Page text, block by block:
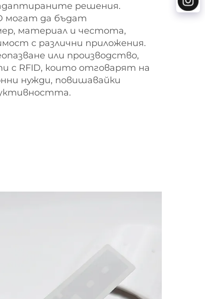
решения.
могат да бъдат
материал и честота,
с различни приложения.
или производство,
с RFID, които отговарят на
нужди, повишавайки